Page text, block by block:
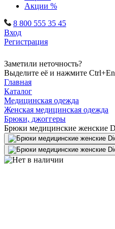
Акции %
8 800 555 35 45
Вход
Регистрация
Заметили неточность?
Выделите её и нажмите
Главная
Каталог
Медицинская одежда
Женская медицинская одежда
Брюки, джоггеры
Брюки медицинские женские